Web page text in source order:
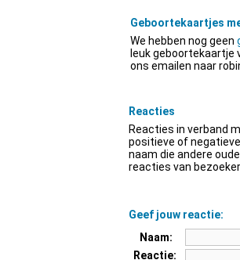
Geboortekaartjes
We hebben nog geen
leuk geboortekaartje
ons emailen naar
Reacties
Reacties in verband
positieve of
naam die andere
reacties van
Geef jouw reactie:
Naam:
Reactie: